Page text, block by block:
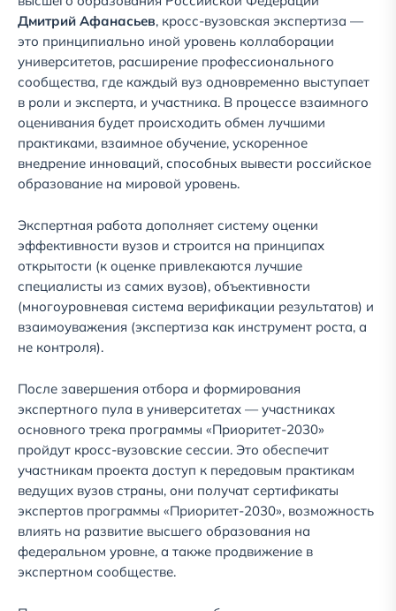
Дмитрий Афанасьев, кросс-вузовская экспертиза —
это принципиально иной уровень коллаборации
университетов, расширение профессионального
сообщества, где каждый вуз одновременно выступает
в роли и эксперта, и участника. В процессе взаимного
оценивания будет происходить обмен лучшими
практиками, взаимное обучение, ускоренное
внедрение инноваций, способных вывести российское
образование на мировой уровень.
Экспертная работа дополняет систему оценки
эффективности вузов и строится на принципах
открытости (к оценке привлекаются лучшие
специалисты из самих вузов), объективности
(многоуровневая система верификации результатов) и
взаимоуважения (экспертиза как инструмент роста, а
не контроля).
После завершения отбора и формирования
экспертного пула в университетах — участниках
основного трека программы «Приоритет-2030»
пройдут кросс-вузовские сессии. Это обеспечит
участникам проекта доступ к передовым практикам
ведущих вузов страны, они получат сертификаты
экспертов программы «Приоритет-2030», возможность
влиять на развитие высшего образования на
федеральном уровне, а также продвижение в
экспертном сообществе.